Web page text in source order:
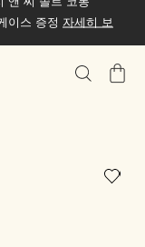
이스 증정 자세히 보
가